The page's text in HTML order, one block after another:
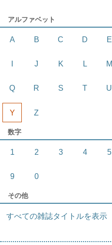
アルファベット
A B C D E
J K L M
Q R S T U
Y Z
数字
1 2 3 4 5
9 0
その他
すべての雑誌タイトルを表示